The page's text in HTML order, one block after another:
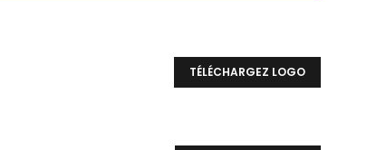
TÉLÉCHARGEZ LOGO